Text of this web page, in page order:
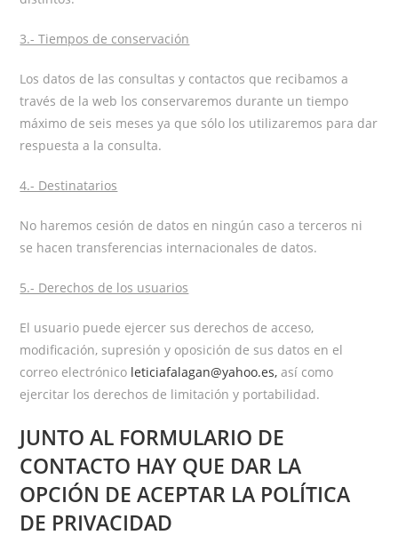
3.- Tiempos de conservación
Los datos de las consultas y contactos que recibamos a
través de la web los conservaremos durante un tiempo
máximo de seis meses ya que sólo los utilizaremos para dar
respuesta a la consulta.
4.- Destinatarios
No haremos cesión de datos en ningún caso a terceros ni
se hacen transferencias internacionales de datos.
5.- Derechos de los usuarios
El usuario puede ejercer sus derechos de acceso,
modificación, supresión y oposición de sus datos en el
correo electrónico leticiafalagan@yahoo.es,así como
ejercitar los derechos de limitación y portabilidad.
JUNTO AL FORMULARIO DE
CONTACTO HAY QUE DAR LA
OPCIÓN DE ACEPTAR LA POLÍTICA
DE PRIVACIDAD